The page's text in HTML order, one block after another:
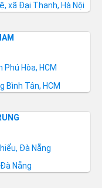
xã Đại Thanh, Hà Nội
Phú Hòa, HCM
Bình Tân, HCM
Đà Nẵng
Nẵng